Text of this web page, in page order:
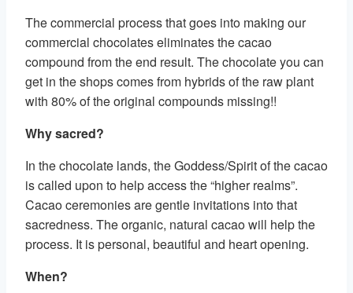
The commercial process that goes into making our
commercial chocolates eliminates the cacao
compound from the end result. The chocolate you can
get in the shops comes from hybrids of the raw plant
with 80% of the original compounds missing!!
Why sacred?
In the chocolate lands, the Goddess/Spirit of the cacao
is called upon to help access the “higher realms”.
Cacao ceremonies are gentle invitations into that
sacredness. The organic, natural cacao will help the
process. It is personal, beautiful and heart opening.
When?